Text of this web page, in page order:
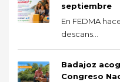
septiembre
En FEDMA
descans...
Badajoz
Congreso